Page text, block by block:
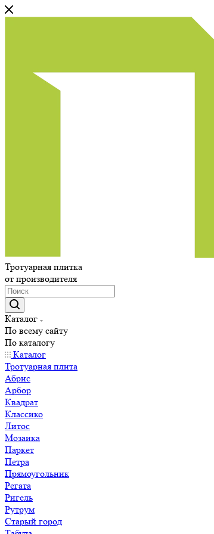
Тротуарная плитка
от производителя
Каталог
По всему сайту
По каталогу
Каталог
Тротуарная плита
Абрис
Арбор
Квадрат
Классико
Литос
Мозаика
Паркет
Петра
Прямоугольник
Регата
Ригель
Рутрум
Старый город